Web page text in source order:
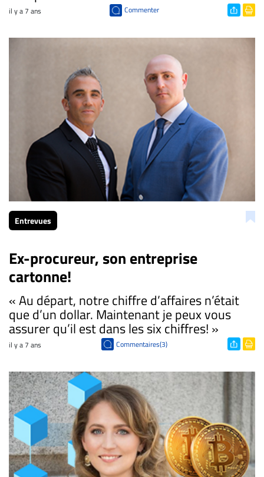
il y a 7 ans Commenter
Entrevues
Ex-procureur, son entreprise
cartonne!
« Au départ, notre chiffre d’affaires n’était
que d’un dollar. Maintenant je peux vous
assurer qu’il est dans les six chiffres! »
il y a 7 ans Commentaires(3)